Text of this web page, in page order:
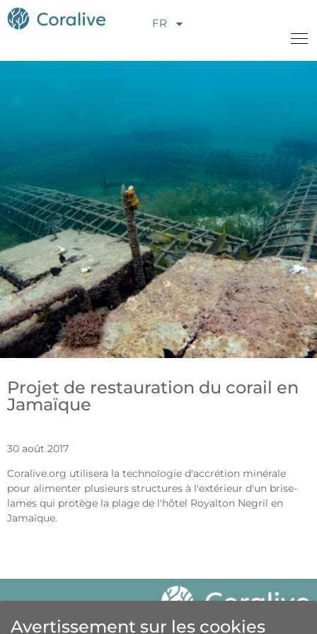
FR
Nouveauté
Contactez-nous
Faire un don
Projet de restauration du corail en
Jamaïque
30 août 2017
Coralive.org utilisera la technologie d'accrétion minérale
pour alimenter plusieurs structures à l'extérieur d'un brise-
lames qui protège la plage de l'hôtel Royalton Negril en
Jamaïque.
Avertissement sur les cookies